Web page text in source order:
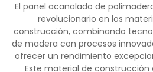
El panel acanalado de
revolucionario en los
construcción, combinando
de madera con procesos
ofrecer un rendimiento
Este material de